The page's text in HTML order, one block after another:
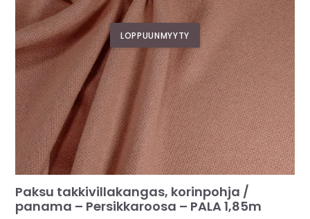
Paksu takkivillakangas, korinpohja /
panama – Persikkaroosa – PALA 1,85m
LOPPUUNMYYTY